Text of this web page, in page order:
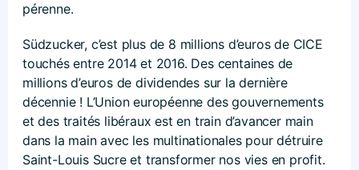
pérenne.
Südzucker, c’est plus de 8 millions d’euros de CICE
touchés entre 2014 et 2016. Des centaines de
millions d’euros de dividendes sur la dernière
décennie ! L’Union européenne des gouvernements
et des traités libéraux est en train d’avancer main
dans la main avec les multinationales pour détruire
Saint-Louis Sucre et transformer nos vies en profit.